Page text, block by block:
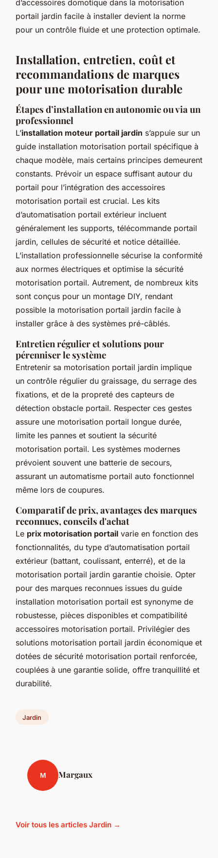
d’accessoires domotique dans la motorisation
portail jardin facile à installer devient la norme
pour un contrôle fluide et une protection optimale.
Installation, entretien, coût et
recommandations de marques
pour une motorisation durable
Étapes d’installation en autonomie ou via un
professionnel
L’installation moteur portail jardin s’appuie sur un
guide installation motorisation portail spécifique à
chaque modèle, mais certains principes demeurent
constants. Prévoir un espace suffisant autour du
portail pour l’intégration des accessoires
motorisation portail est crucial. Les kits
d’automatisation portail extérieur incluent
généralement les supports, télécommande portail
jardin, cellules de sécurité et notice détaillée.
L’installation professionnelle sécurise la conformité
aux normes électriques et optimise la sécurité
motorisation portail. Autrement, de nombreux kits
sont conçus pour un montage DIY, rendant
possible la motorisation portail jardin facile à
installer grâce à des systèmes pré-câblés.
Entretien régulier et solutions pour
pérenniser le système
Entretenir sa motorisation portail jardin implique
un contrôle régulier du graissage, du serrage des
fixations, et de la propreté des capteurs de
détection obstacle portail. Respecter ces gestes
assure une motorisation portail longue durée,
limite les pannes et soutient la sécurité
motorisation portail. Les systèmes modernes
prévoient souvent une batterie de secours,
assurant un automatisme portail auto fonctionnel
même lors de coupures.
Comparatif de prix, avantages des marques
reconnues, conseils d'achat
Le prix motorisation portail varie en fonction des
fonctionnalités, du type d’automatisation portail
extérieur (battant, coulissant, enterré), et de la
motorisation portail jardin garantie choisie. Opter
pour des marques reconnues issues du guide
installation motorisation portail est synonyme de
robustesse, pièces disponibles et compatibilité
accessoires motorisation portail. Privilégier des
solutions motorisation portail jardin économique et
dotées de sécurité motorisation portail renforcée,
couplées à une garantie solide, offre tranquillité et
durabilité.
Jardin
M Margaux
Voir tous les articles Jardin →